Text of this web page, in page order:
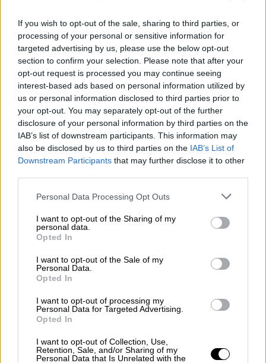
If you wish to opt-out of the sale, sharing to third parties, or
processing of your personal or sensitive information for
targeted advertising by us, please use the below opt-out
section to confirm your selection. Please note that after your
opt-out request is processed you may continue seeing
interest-based ads based on personal information utilized by
us or personal information disclosed to third parties prior to
your opt-out. You may separately opt-out of the further
disclosure of your personal information by third parties on the
IAB’s list of downstream participants. This information may
also be disclosed by us to third parties on the IAB’s List of
Downstream Participants that may further disclose it to other
Please note that this website/app uses one or more Google
not limited to your visit or usage behaviour. You may click to
grant or deny consent to Google and its third-party tags to
use your data for below specified purposes in below Google
consent section.
Personal Data Processing Opt Outs
I want to opt-out of the Sharing of my
personal data.
Opted In
I want to opt-out of the Sale of my
Personal Data.
Opted In
I want to opt-out of processing my
Personal Data for Targeted Advertising.
Opted In
I want to opt-out of Collection, Use,
Retention, Sale, and/or Sharing of my
Personal Data that Is Unrelated with the
τους κατηγορουμένους της δολοφονίας
Μακρή
Ελλάδα|03.09.2020 14:36
Δίκη Γιάννη Μακρή: Οι κατηγορούμενοι
αρνούνται τη δολοφονία - Την Τρίτη η
«Λυπάμαι για την απώλειά σας» είπε στη Β.
Καρύδα ο κατηγορούμενος